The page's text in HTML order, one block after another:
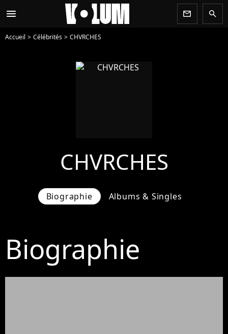
menu newsletter search
Accueil Célébrités CHVRCHES
CHVRCHES
Biographie Albums & Singles
Biographie